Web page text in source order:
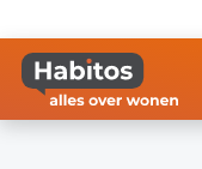
naar
inhoud
gaan